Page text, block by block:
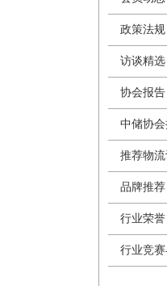
政策法规
访谈精选
协会报告
中储协
推荐物
品牌推荐
行业荣誉
行业竞